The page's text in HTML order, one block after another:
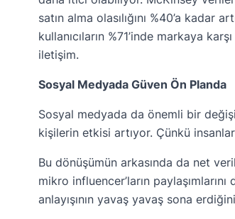
satın alma olasılığını %40’a kadar
kullanıcıların %71’inde markaya
iletişim.
Sosyal Medyada Güven Ön Planda
Sosyal medyada da önemli bir
kişilerin etkisi artıyor. Çünkü
Bu dönüşümün arkasında da net
mikro influencer’ların
anlayışının yavaş yavaş sona